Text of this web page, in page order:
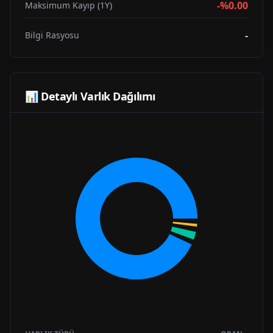
Maksimum Kayıp (1Y) -%0.00
Bilgi Rasyosu -
📊 Detaylı Varlık Dağılımı